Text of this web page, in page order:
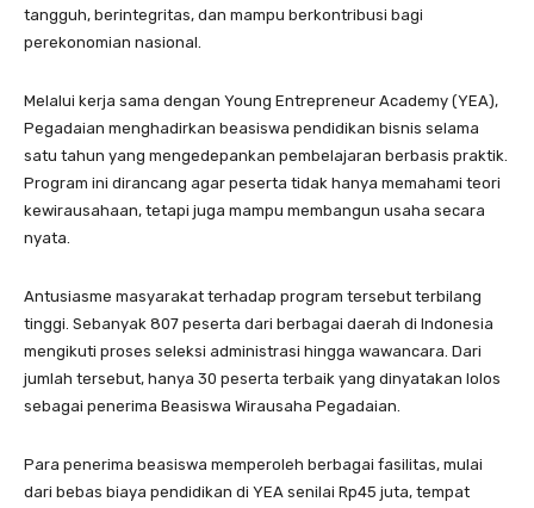
tangguh, berintegritas, dan mampu berkontribusi bagi
perekonomian nasional.
Melalui kerja sama dengan Young Entrepreneur Academy (YEA),
Pegadaian menghadirkan beasiswa pendidikan bisnis selama
satu tahun yang mengedepankan pembelajaran berbasis praktik.
Program ini dirancang agar peserta tidak hanya memahami teori
kewirausahaan, tetapi juga mampu membangun usaha secara
nyata.
Antusiasme masyarakat terhadap program tersebut terbilang
tinggi. Sebanyak 807 peserta dari berbagai daerah di Indonesia
mengikuti proses seleksi administrasi hingga wawancara. Dari
jumlah tersebut, hanya 30 peserta terbaik yang dinyatakan lolos
sebagai penerima Beasiswa Wirausaha Pegadaian.
Para penerima beasiswa memperoleh berbagai fasilitas, mulai
dari bebas biaya pendidikan di YEA senilai Rp45 juta, tempat